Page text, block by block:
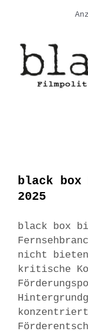
black box
2025
black box
nicht
kritische